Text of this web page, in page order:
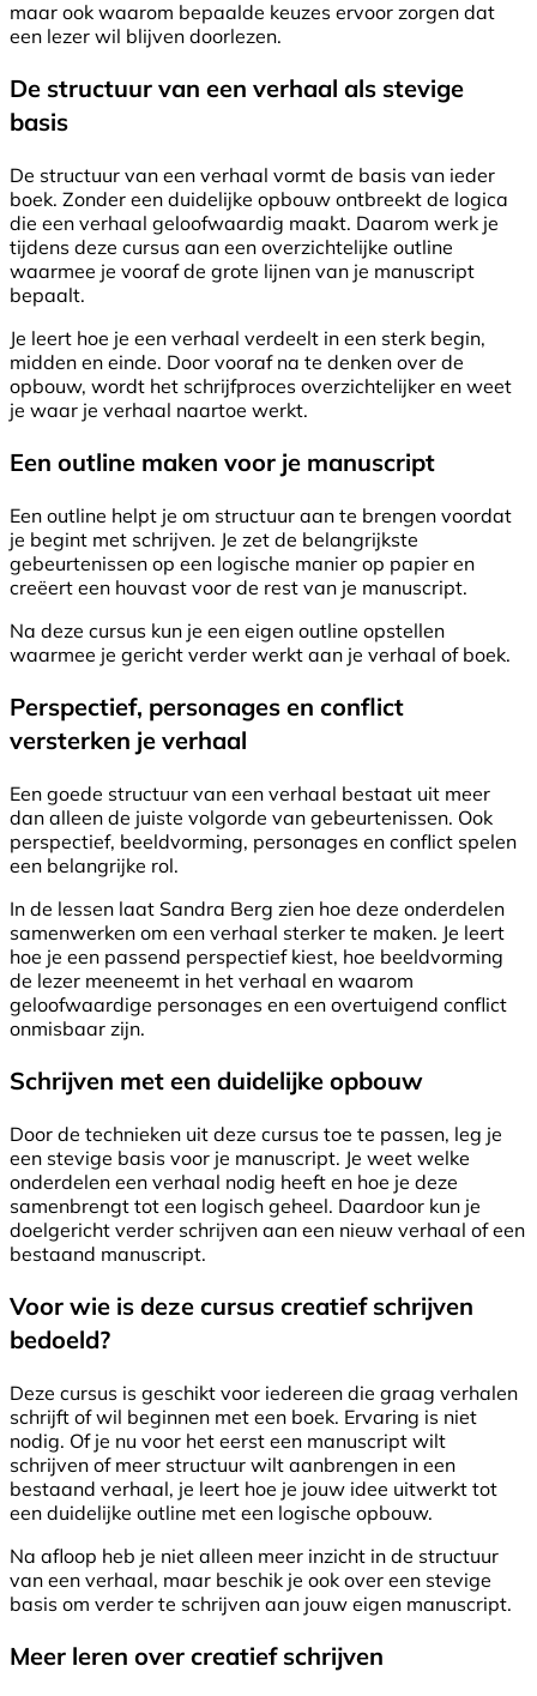
maar ook waarom bepaalde keuzes ervoor zorgen dat
een lezer wil blijven doorlezen.
De structuur van een verhaal als stevige
basis
De structuur van een verhaal vormt de basis van ieder
boek. Zonder een duidelijke opbouw ontbreekt de logica
die een verhaal geloofwaardig maakt. Daarom werk je
tijdens deze cursus aan een overzichtelijke outline
waarmee je vooraf de grote lijnen van je manuscript
bepaalt.
Je leert hoe je een verhaal verdeelt in een sterk begin,
midden en einde. Door vooraf na te denken over de
opbouw, wordt het schrijfproces overzichtelijker en weet
je waar je verhaal naartoe werkt.
Een outline maken voor je manuscript
Een outline helpt je om structuur aan te brengen voordat
je begint met schrijven. Je zet de belangrijkste
gebeurtenissen op een logische manier op papier en
creëert een houvast voor de rest van je manuscript.
Na deze cursus kun je een eigen outline opstellen
waarmee je gericht verder werkt aan je verhaal of boek.
Perspectief, personages en conflict
versterken je verhaal
Een goede structuur van een verhaal bestaat uit meer
dan alleen de juiste volgorde van gebeurtenissen. Ook
perspectief, beeldvorming, personages en conflict spelen
een belangrijke rol.
In de lessen laat Sandra Berg zien hoe deze onderdelen
samenwerken om een verhaal sterker te maken. Je leert
hoe je een passend perspectief kiest, hoe beeldvorming
de lezer meeneemt in het verhaal en waarom
geloofwaardige personages en een overtuigend conflict
onmisbaar zijn.
Schrijven met een duidelijke opbouw
Door de technieken uit deze cursus toe te passen, leg je
een stevige basis voor je manuscript. Je weet welke
onderdelen een verhaal nodig heeft en hoe je deze
samenbrengt tot een logisch geheel. Daardoor kun je
doelgericht verder schrijven aan een nieuw verhaal of een
bestaand manuscript.
Voor wie is deze cursus creatief schrijven
bedoeld?
Deze cursus is geschikt voor iedereen die graag verhalen
schrijft of wil beginnen met een boek. Ervaring is niet
nodig. Of je nu voor het eerst een manuscript wilt
schrijven of meer structuur wilt aanbrengen in een
bestaand verhaal, je leert hoe je jouw idee uitwerkt tot
een duidelijke outline met een logische opbouw.
Na afloop heb je niet alleen meer inzicht in de structuur
van een verhaal, maar beschik je ook over een stevige
basis om verder te schrijven aan jouw eigen manuscript.
Meer leren over creatief schrijven